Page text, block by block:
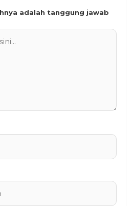
adalah tanggung jawab